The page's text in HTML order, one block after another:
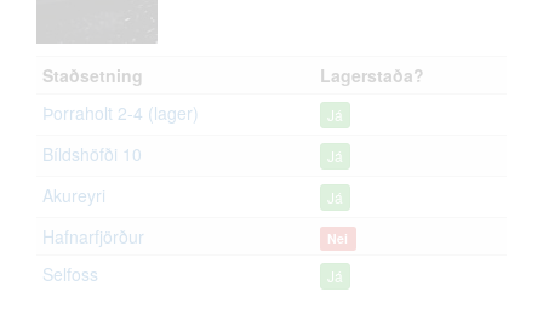
Staðsetning
Lagerstaða?
Þorraholt 2-4 (lager)
Já
Bíldshöfði 10 Já
Akureyri Já
Hafnarfjörður Nei
Selfoss Já